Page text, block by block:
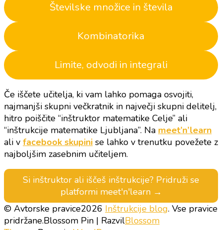
Številske množice in števila
Kombinatorika
Limite, odvodi in integrali
Če iščete učitelja, ki vam lahko pomaga osvojiti,
najmanjši skupni večkratnik in največji skupni delitelj,
hitro poiščite “inštruktor matematike Celje” ali
“inštrukcije matematike Ljubljana”. Na meet’n’learn
ali v facebook skupini se lahko v trenutku povežete z
najboljšim zasebnim učiteljem.
Si inštruktor ali iščeš inštrukcije? Pridruži se
platformi meet'n'learn →
© Avtorske pravice2026 Inštrukcije blog. Vse pravice
pridržane.Blossom Pin | RazvilBlossom